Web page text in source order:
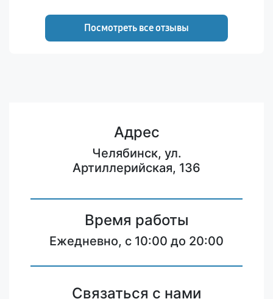
Посмотреть все отзывы
Адрес
Челябинск, ул.
Артиллерийская, 136
Время работы
Ежедневно, с 10:00 до 20:00
Связаться с нами